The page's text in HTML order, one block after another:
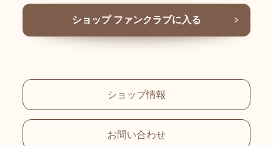
ショップ ファンクラブに入る
ショップ情報
お問い合わせ